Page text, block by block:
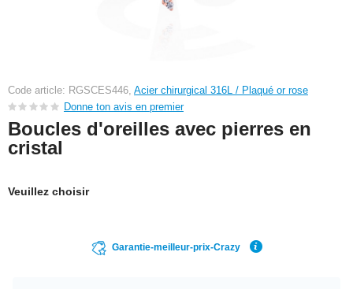
Code article: RGSCES446, Acier chirurgical 316L / Plaqué or rose
Donne ton avis en premier
Boucles d'oreilles avec pierres en
cristal
Veuillez choisir
Garantie-meilleur-prix-Crazy